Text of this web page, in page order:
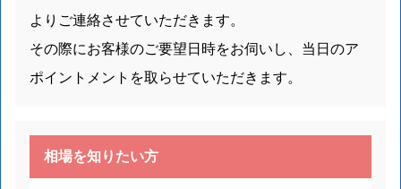
よりご連絡させていただきます。
その際にお客様のご要望日時をお伺いし、当日のア
ポイントメントを取らせていただきます。
相場を知りたい方